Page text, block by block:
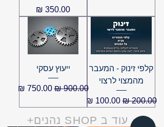
מחיר
קלפי זינוק - המעבר
מהמצוי לרצוי
מחיר רגיל‏200.00 ‏₪ מחיר מבצע‏100.00 ‏₪
ייעוץ עסקי
מחיר רגיל‏900.00 ‏₪ מחיר מבצע‏750.00 ‏₪
עוד ב SHOP נהנים+